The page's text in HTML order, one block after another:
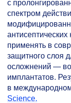
с
спектром
применять в
защитного слоя
осложнений —
имплантатов.
в
Science.